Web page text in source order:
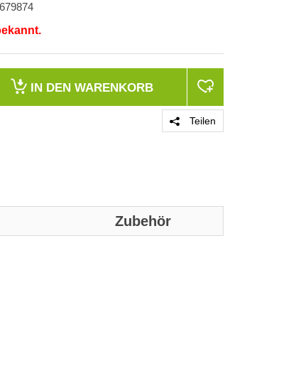
IN DEN WARENKORB
Teilen
Zubehör